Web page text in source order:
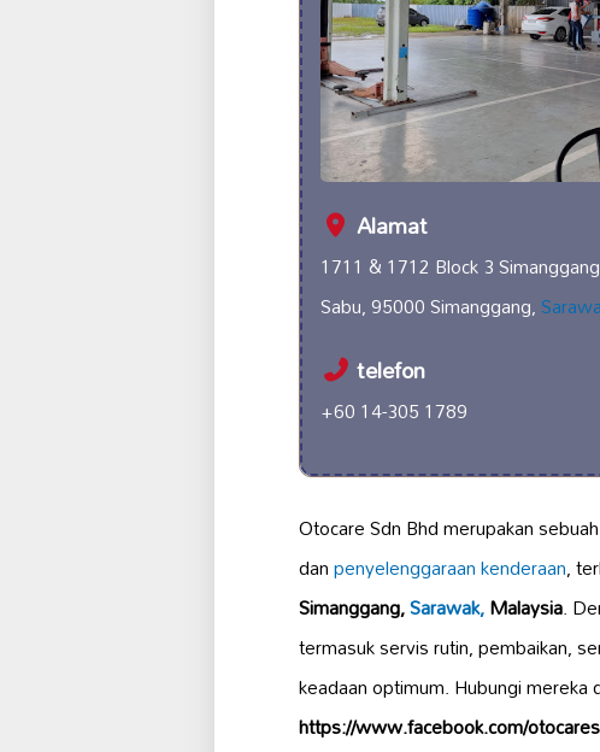
Alamat
1711 & 1712 Block 3
Sabu, 95000 Simanggang,
telefon
+60 14-305 1789
Otocare Sdn Bhd merupakan
danpenyelenggaraan kenderaan,
Simanggang,Sarawak,Malaysia.
termasuk servis rutin, pembaikan,
keadaan optimum. Hubungi mereka
https://www.facebook.com/